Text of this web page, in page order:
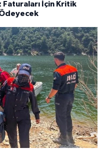
İçin Kritik
Ödeyecek